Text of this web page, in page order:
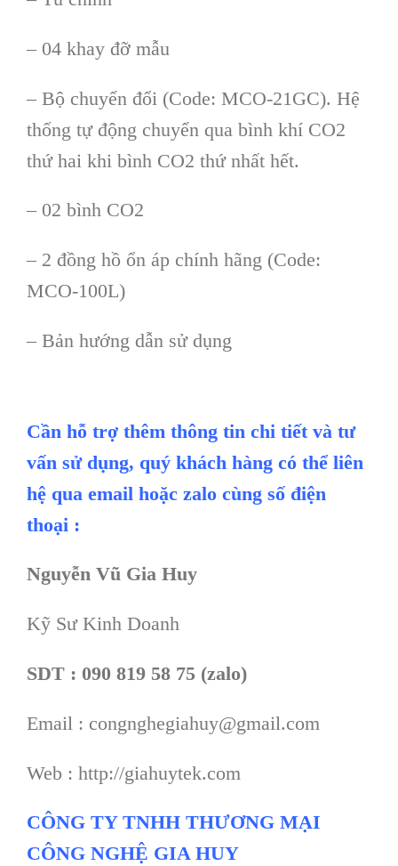
– 04 khay đỡ mẫu
– Bộ chuyển đổi (Code: MCO-21GC). Hệ
thống tự động chuyển qua bình khí CO2
thứ hai khi bình CO2 thứ nhất hết.
– 02 bình CO2
– 2 đồng hồ ổn áp chính hãng (Code:
MCO-100L)
– Bản hướng dẫn sử dụng
Cần hỗ trợ thêm thông tin chi tiết và tư
vấn sử dụng, quý khách hàng có thể liên
hệ qua email hoặc zalo cùng số điện
thoại :
Nguyễn Vũ Gia Huy
Kỹ Sư Kinh Doanh
SDT : 090 819 58 75 (zalo)
Email : congnghegiahuy@gmail.com
Web : http://giahuytek.com
CÔNG TY TNHH THƯƠNG MẠI
CÔNG NGHỆ GIA HUY